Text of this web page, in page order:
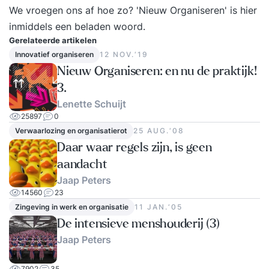
• Kritieke succesfactoren en KPI’s formuleren
Module 2: Marketing Management
• Strategisch marketingplan opstellen op basis
van SWOT • Klantwaarde vertalen naar een
onderscheidende positionering
• Marketingmix SMART vormgeven Module 3:
Financieel Management
• Financiële overzichten interpreteren en bespre
ken
• Businesscases analyseren en investeringskeuz
es maken • Bijdragen aan begrotingsprocessen
en P&C-cyclus Module 4: Human Resource
Management • HR-beleid analyseren en
verbeteren richting strategische doelen • HR-
instrumenten verbinden met motivatie en
prestaties
We vroegen ons af hoe zo? 'Nieuw Organiseren' is hier
inmiddels een beladen woord.
Gerelateerde artikelen
Innovatief organiseren 12 NOV.‘19
Nieuw Organiseren: en nu de praktijk!
3.
Lenette Schuijt
25897
0
Verwaarlozing en organisatierot
25 AUG.‘08
Daar waar regels zijn, is geen
aandacht
Jaap Peters
14560
23
Zingeving in werk en organisatie
11 JAN.‘05
De intensieve menshouderij (3)
Jaap Peters